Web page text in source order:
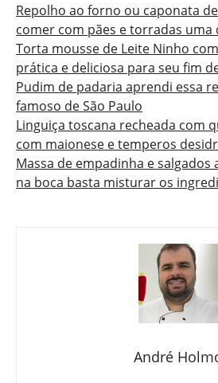
Repolho ao forno ou caponata
comer com pães e torradas uma
Torta mousse de Leite Ninho
prática e deliciosa para seu fim
Pudim de padaria aprendi essa
famoso de São Paulo
Linguiça toscana recheada com
com maionese e temperos
Massa de empadinha e
na boca basta misturar os
André